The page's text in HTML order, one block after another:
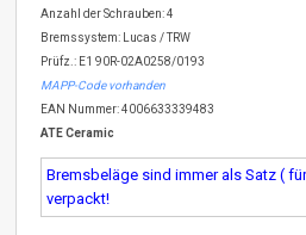
Anzahl der Schrauben: 4
Bremssystem: Lucas / TRW
Prüfz.: E1 90R-02A0258/0193
MAPP-Code vorhanden
EAN Nummer: 4006633339483
ATE Ceramic
Bremsbeläge sind immer als Satz (
verpackt!